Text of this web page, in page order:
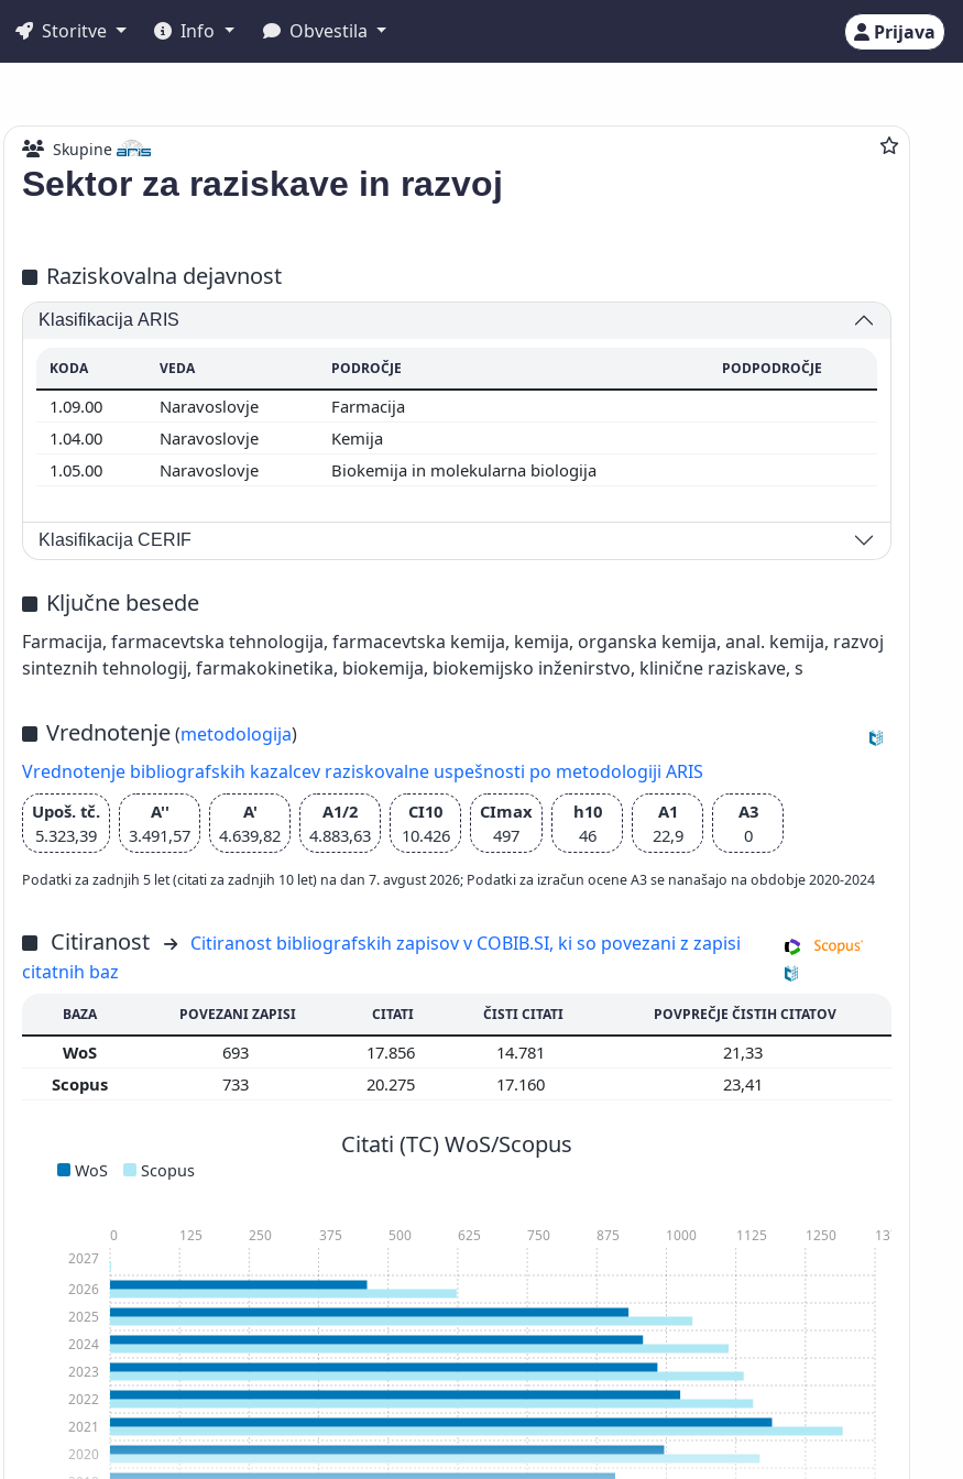
Storitve Info Obvestila Prijava
Skupine
Sektor za raziskave in razvoj
Raziskovalna dejavnost
Klasifikacija ARIS
KODA VEDA PODROČJE PODPODROČJE
1.09.00 Naravoslovje
Farmacija
1.04.00
Naravoslovje
Kemija
1.05.00
Naravoslovje Biokemija in molekularna biologija
Klasifikacija CERIF
Ključne besede
Farmacija, farmacevtska tehnologija, farmacevtska kemija, kemija, organska kemija, anal. kemija, razvoj
sinteznih tehnologij, farmakokinetika, biokemija, biokemijsko inženirstvo, klinične raziskave, s
Vrednotenje(metodologija)
Vrednotenje bibliografskih kazalcev raziskovalne uspešnosti po metodologiji ARIS
Upoš. tč.
5.323,39
A''
3.491,57
A'
4.639,82
A1/2
4.883,63
CI10
10.426
CImax
497
h10
46
A1
22,9
A3
0
Podatki za zadnjih 5 let (citati za zadnjih 10 let) na dan 7. avgust 2026; Podatki za izračun ocene A3 se nanašajo na obdobje 2020-2024
Citiranost
Citiranost bibliografskih zapisov v COBIB.SI, ki so povezani z zapisi
citatnih baz
BAZA POVEZANI ZAPISI CITATI ČISTI CITATI POVPREČJE ČISTIH CITATOV
WoS 693 17.856 14.781
21,33
Scopus
733 20.275 17.160 23,41
Citati (TC) WoS/Scopus
WoS Scopus
2020
2021
2022
2023
2024
2025
2026
2027
0 125 250 375 500 625 750 875 1000 1125 1250 1375